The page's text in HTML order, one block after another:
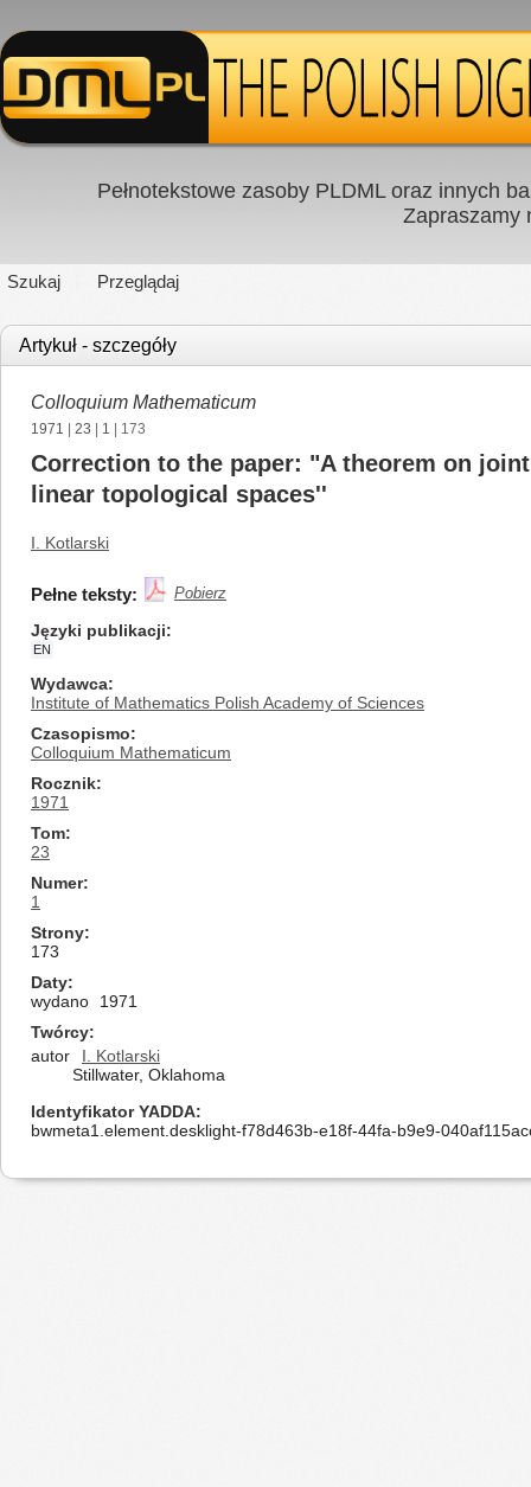
Pełnotekstowe zasoby PLDML oraz innych
Zapraszamy
Szukaj Przeglądaj
Artykuł - szczegóły
Colloquium Mathematicum
1971 23 1 | 173
Correction to the paper: "A theorem on
linear topological spaces''
I. Kotlarski
Pełne teksty: Pobierz
Języki publikacji
EN
Wydawca
Institute of Mathematics Polish Academy of Sciences
Czasopismo
Colloquium Mathematicum
Rocznik
1971
Tom
23
Numer
1
Strony
173
Daty
wydano
1971
Twórcy
autor
I. Kotlarski
Stillwater, Oklahoma
Identyfikator YADDA
bwmeta1.element.desklight-f78d463b-e18f-44fa-b9e9-